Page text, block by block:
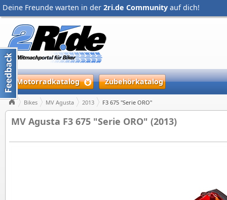
Deine Freunde warten in der 2ri.de Community auf dich!
Motorradkatalog Zubehörkatalog
Bikes MV Agusta 2013 F3 675 "Serie ORO"
MV Agusta F3 675 "Serie ORO" (2013)